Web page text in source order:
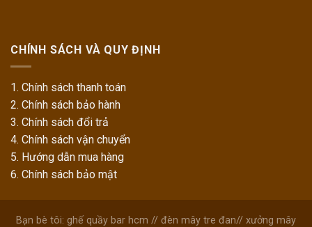
CHÍNH SÁCH VÀ QUY ĐỊNH
1. Chính sách thanh toán
2. Chính sách bảo hành
3. Chính sách đổi trả
4. Chính sách vận chuyển
5. Hướng dẫn mua hàng
6. Chính sách bảo mật
Bạn bè tôi: ghế quầy bar hcm // đèn mây tre đan// xưởng mây